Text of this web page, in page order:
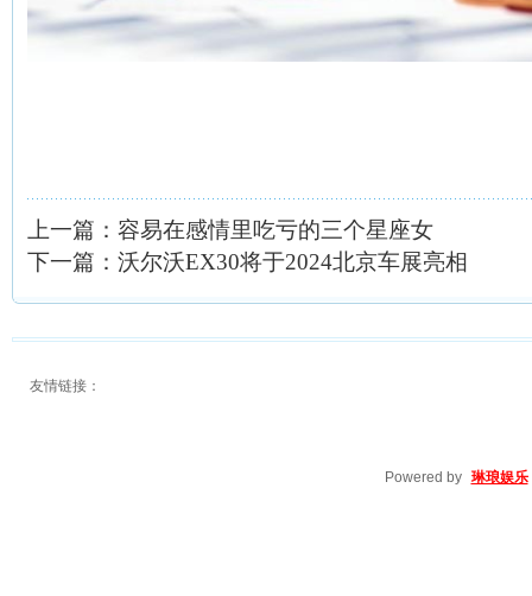
上一篇： 容易在感情里吃亏的三个星座女
下一篇： 沃尔沃EX30将于2024北京车展亮相
友情链接：
Powered by 琳琅娱乐